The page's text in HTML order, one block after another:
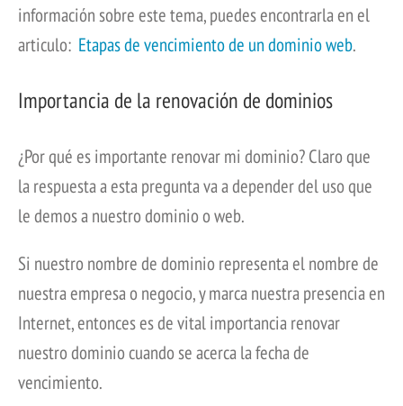
información sobre este tema, puedes encontrarla en el
articulo: Etapas de vencimiento de un dominio web.
Importancia de la renovación de dominios
¿Por qué es importante renovar mi dominio? Claro que
la respuesta a esta pregunta va a depender del uso que
le demos a nuestro dominio o web.
Si nuestro nombre de dominio representa el nombre de
nuestra empresa o negocio, y marca nuestra presencia en
Internet, entonces es de vital importancia renovar
nuestro dominio cuando se acerca la fecha de
vencimiento.